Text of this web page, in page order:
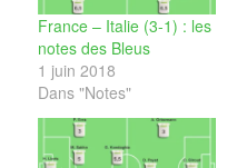
France – Italie (3-1) : les
notes des Bleus
1 juin 2018
Dans "Notes"